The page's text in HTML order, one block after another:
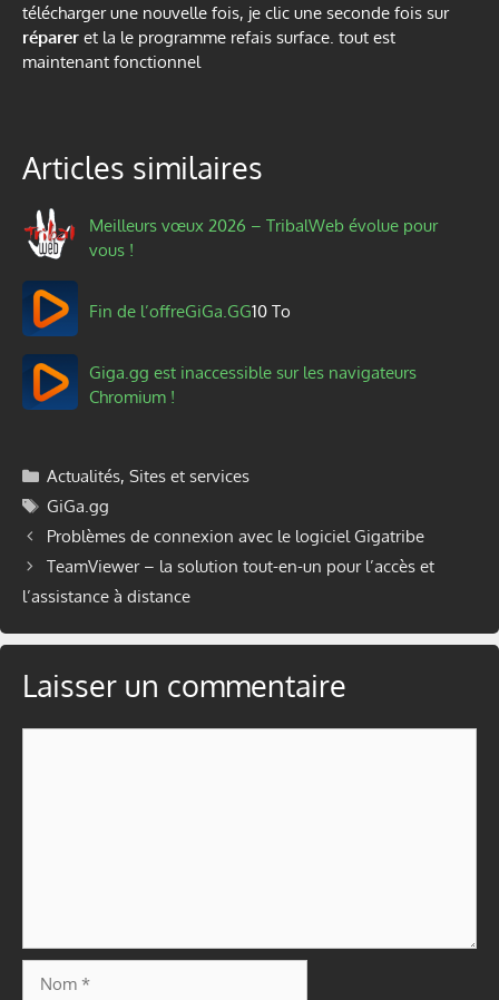
télécharger une nouvelle fois, je clic une seconde fois sur
réparer et la le programme refais surface. tout est
maintenant fonctionnel
Articles similaires
Meilleurs vœux 2026 – TribalWeb évolue pour
vous !
Fin de l’offreGiGa.GG10 To
Giga.gg est inaccessible sur les navigateurs
Chromium !
Catégories
Actualités, Sites et services
Étiquettes
GiGa.gg
Problèmes de connexion avec le logiciel Gigatribe
TeamViewer – la solution tout-en-un pour l’accès et
l’assistance à distance
Laisser un commentaire